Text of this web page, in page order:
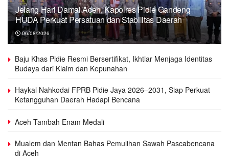
Jelang Hari Damai Aceh, Kapolres Pidie Gandeng
HUDA Perkuat Persatuan dan Stabilitas Daerah
06/08/2026
Baju Khas Pidie Resmi Bersertifikat, Ikhtiar Menjaga Identitas
Budaya dari Klaim dan Kepunahan
Haykal Nahkodai FPRB Pidie Jaya 2026–2031, Siap Perkuat
Ketangguhan Daerah Hadapi Bencana
Aceh Tambah Enam Medali
Mualem dan Mentan Bahas Pemulihan Sawah Pascabencana
di Aceh